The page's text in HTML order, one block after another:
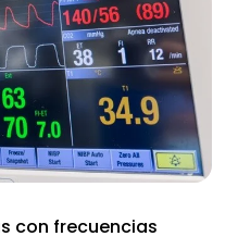
con frecuencias